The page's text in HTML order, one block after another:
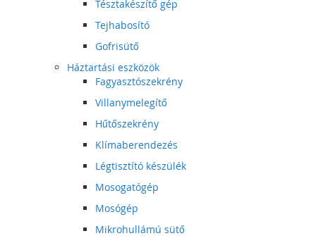
Tésztakészítő gép
Tejhabosító
Gofrisütő
Háztartási eszközök
Fagyasztószekrény
Villanymelegítő
Hűtőszekrény
Klímaberendezés
Légtisztító készülék
Mosogatógép
Mosógép
Mikrohullámú sütő